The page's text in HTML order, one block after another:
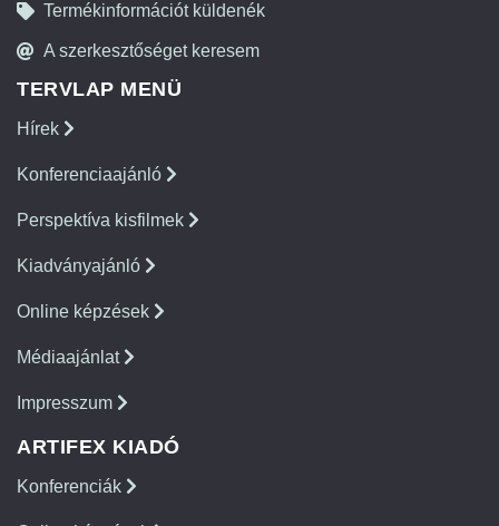
Termékinformációt küldenék
A szerkesztőséget keresem
TERVLAP MENÜ
Hírek
Konferenciaajánló
Perspektíva kisfilmek
Kiadványajánló
Online képzések
Médiaajánlat
Impresszum
ARTIFEX KIADÓ
Konferenciák